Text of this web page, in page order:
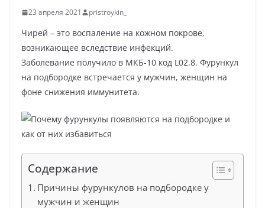
23 апреля 2021 pristroykin_
Чирей – это воспаление на кожном покрове,
возникающее вследствие инфекций.
Заболевание получило в МКБ-10 код L02.8. Фурункул
на подбородке встречается у мужчин, женщин на
фоне снижения иммунитета.
Содержание
Причины фурункулов на подбородке у
мужчин и женщин